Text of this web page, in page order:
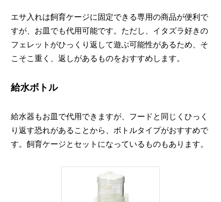
エサ入れは飼育ケージに固定できる専用の商品が便利で
すが、お皿でも代用可能です。ただし、イタズラ好きの
フェレットがひっくり返して遊ぶ可能性があるため、そ
こそこ重く、返しがあるものをおすすめします。
給水ボトル
給水器もお皿で代用できますが、フードと同じくひっく
り返す恐れがあることから、ボトルタイプがおすすめで
す。飼育ケージとセットになっているものもあります。